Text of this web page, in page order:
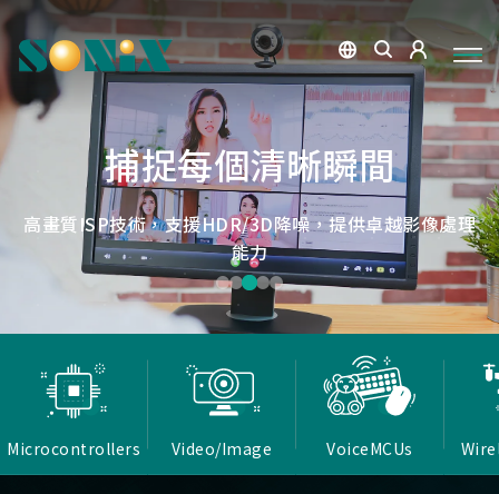
微小核心，巨大力量
松翰MCU：極致效能，智慧應用無所不在
低延遲戰場
Report Rate 性能之巔，松翰電競，掌控每一秒
捕捉每個清晰瞬間
高畫質ISP技術，支援HDR/3D降噪，提供卓越影像處理
能力
點讀魔法，數位學習新體驗
OID光學辨識技術，紙本內容瞬間數位化，開啟互動新篇
章
低延遲，無線視界
確保流暢穩定的影像傳輸
Microcontrollers Video/Image VoiceMCUs